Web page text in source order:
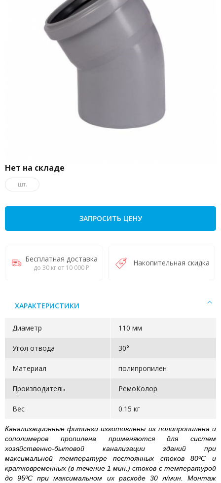
Нет на складе
шт.
ЗАПРОСИТЬ ЦЕНУ
Бесплатная доставка
до 30 кг от 10 000 Р
Накопительная скидка
ХАРАКТЕРИСТИКИ
Диаметр 110 мм
Угол отвода 30°
Материал полипропилен
Производитель РемоКолор
Вес 0.15 кг
Канализационные фитинги изготовлены из полипропилена и
сополимеров пропилена применяются для систем
хозяйственно-бытовой канализации зданий при
максимальной температуре постоянных стоков 80ºС и
кратковременных (в течение 1 мин.) стоков с температурой
до 95ºС при максимальном их расходе 30 л/мин. Монтаж